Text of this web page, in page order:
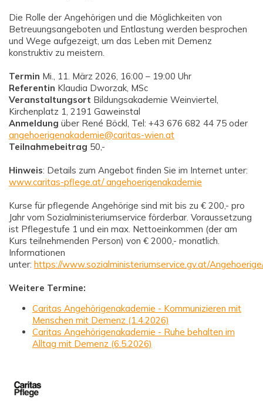
Die Rolle der Angehörigen und die Möglichkeiten von
Betreuungsangeboten und Entlastung werden besprochen
und Wege aufgezeigt, um das Leben mit Demenz
konstruktiv zu meistern.
Termin Mi., 11. März 2026, 16:00 – 19:00 Uhr
Referentin Klaudia Dworzak, MSc
Veranstaltungsort Bildungsakademie Weinviertel,
Kirchenplatz 1, 2191 Gaweinstal
Anmeldung über René Böckl, Tel: +43 676 682 44 75 oder
angehoerigenakademie@caritas-wien.at
Teilnahmebeitrag 50,-
Hinweis: Details zum Angebot finden Sie im Internet unter:
www.caritas-pflege.at/ angehoerigenakademie
Kurse für pflegende Angehörige sind mit bis zu € 200,- pro
Jahr vom Sozialministeriumservice förderbar. Voraussetzung
ist Pflegestufe 1 und ein max. Nettoeinkommen (der am
Kurs teilnehmenden Person) von € 2000,- monatlich.
Informationen
unter: https://www.sozialministeriumservice.gv.at/
Weitere Termine:
Caritas Angehörigenakademie - Kommunizieren mit
Menschen mit Demenz (1.4.2026)
Caritas Angehörigenakademie - Ruhe behalten im
Alltag mit Demenz (6.5.2026)